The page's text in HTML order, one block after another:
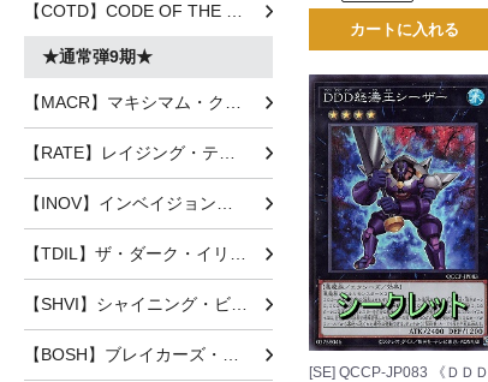
★通常弾9期★
カートに入れる
[SE] QCCP-JP083 《ＤＤＤ